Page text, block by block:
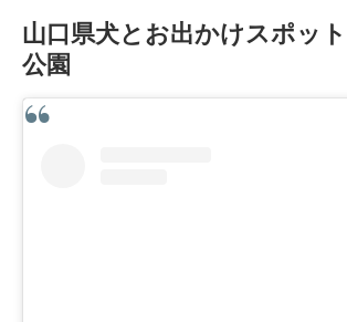
山口県犬とお出かけスポッ
公園